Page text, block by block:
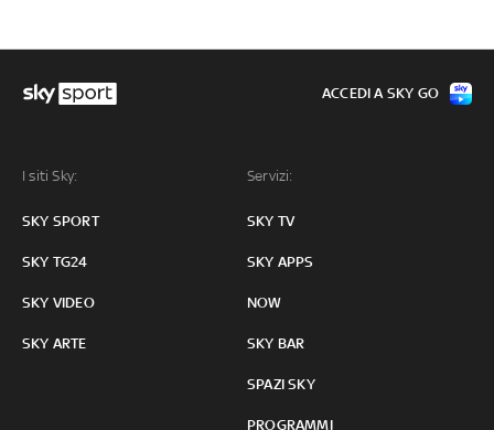
I siti Sky:
SKY SPORT
SKY TG24
SKY VIDEO
SKY ARTE
Servizi:
SKY TV
SKY APPS
NOW
SKY BAR
SPAZI SKY
PROGRAMMI
ACCEDI A SKY GO